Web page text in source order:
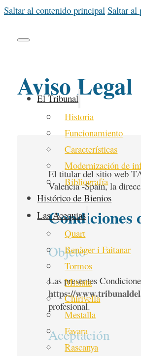
Saltar al contenido principal Saltar al
El Tribunal
Historia
Funcionamiento
Características
Modernización de
Bibliografía
Histórico de Bienios
Las Acequias
Quart
Benàger i Faitanar
Tormos
Mislata
Chirivella
Mestalla
Favara
Rascanya
Aviso Legal
El titular del sitio web
Valencia -Spain, la
Condiciones
Objeto
Las presentes
https://
profesional.
Aceptación